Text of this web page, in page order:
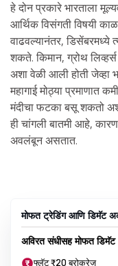
हे दोन प्रकारे भारताला
आर्थिक विसंगती विषयी
वाढवल्यानंतर, डिसेंबरमध्ये
शकते. किमान, ग्रोथ
अशा वेळी आली होती जेव्हा
महागाई मोठ्या प्रमाणात
मंदीचा फटका बसू शकतो
ही चांगली बातमी आहे,
अवलंबून असतात.
मोफत ट्रेडिंग आणि डिमॅट
अविरत संधीसह मोफत
फ्लॅट ₹20 ब्रोकरेज